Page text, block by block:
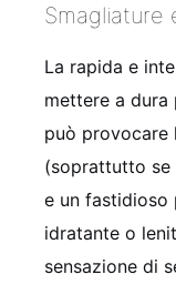
Smagliature
La rapida e
mettere a dura
può provocare
(soprattutto se
e un fastidioso
idratante o
sensazione di